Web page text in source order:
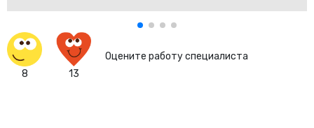
8 13
Оцените работу специалиста